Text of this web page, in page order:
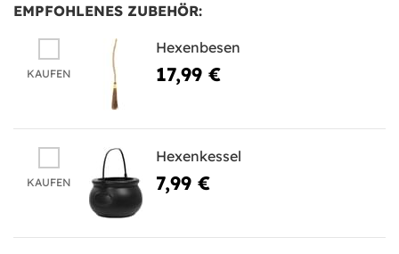
EMPFOHLENES ZUBEHÖR:
KAUFEN
Hexenbesen
17,99 €
KAUFEN
Hexenkessel
7,99 €